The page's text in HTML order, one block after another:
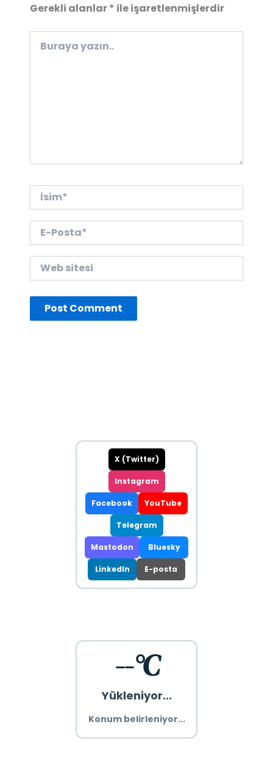
Gerekli alanlar* ile işaretlenmişlerdir
yazın..
İsim*
Posta*
sitesi
X (Twitter)
Instagram
Facebook YouTube
Telegram
Mastodon Bluesky
LinkedIn E-posta
--°C
Yükleniyor...
Konum belirleniyor...